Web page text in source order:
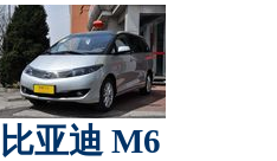
比亚迪 M6